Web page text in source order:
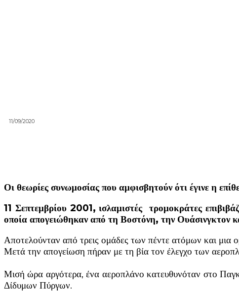
11/09/2020
Οι θεωρίες συνωμοσίας που αμφισβητούν ότι έγινε η
11 Σεπτεμβρίου 2001, ισλαμιστές τρομοκράτες
οποία απογειώθηκαν από τη Βοστόνη, την Ουάσινγκτον
Αποτελούνταν από τρεις ομάδες των πέντε ατόμων και μια
Μετά την απογείωση πήραν με τη βία τον έλεγχο των
Μισή ώρα αργότερα, ένα αεροπλάνο κατευθυνόταν στο
Δίδυμων Πύργων.